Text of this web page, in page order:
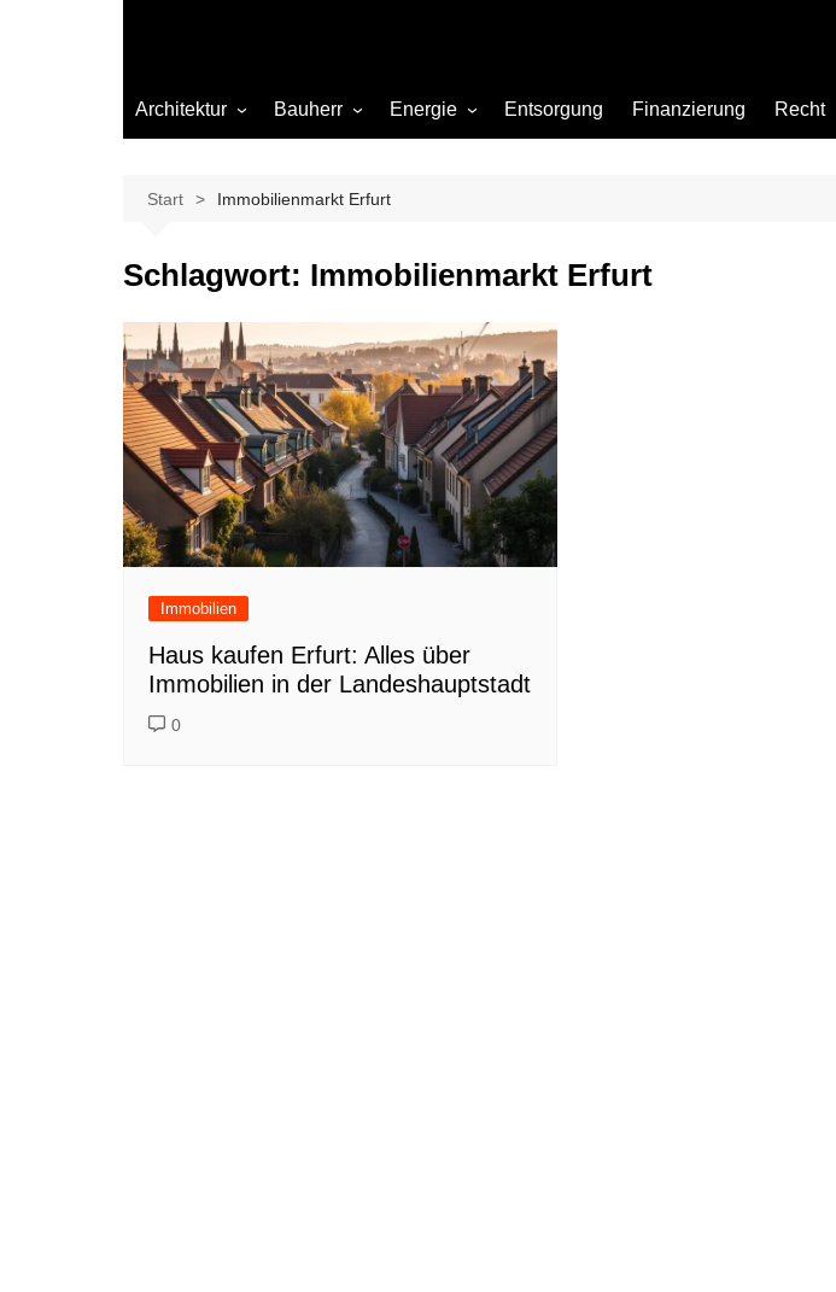
Architektur Bauherr
Beleuchtung
Büro
Küche
Materialien
Ökologisch bauen
Renovierung
Sanierung
Hygiene
Energie Entsorgung Finanzierung Recht
Start Immobilienmarkt Erfurt
Schlagwort: Immobilienmarkt Erfurt
Immobilien
Haus kaufen Erfurt: Alles über
Immobilien in der Landeshauptstadt
0